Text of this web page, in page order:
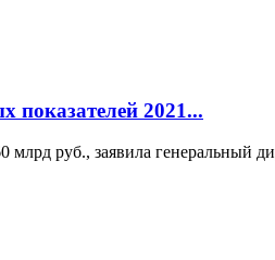
показателей 2021...
руб., заявила генеральный